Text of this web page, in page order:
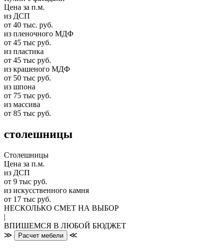
Цена за п.м.
из ДСП
от 40 тыс. руб.
из пленочного МДФ
от 45 тыс руб.
из пластика
от 45 тыс руб.
из крашеного МДФ
от 50 тыс руб.
из шпона
от 75 тыс руб.
из массива
от 85 тыс руб.
столешницы
Столешницы
Цена за п.м.
из ДСП
от 9 тыс руб.
из искусственного камня
от 17 тыс руб.
НЕСКОЛЬКО СМЕТ НА ВЫБОР
|
ВПИШЕМСЯ В ЛЮБОЙ БЮДЖЕТ
≫
Расчет мебели ≪